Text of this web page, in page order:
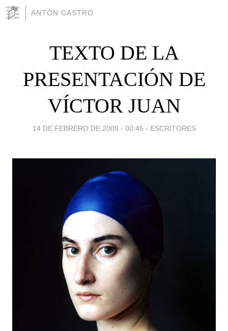
ANTÓN CASTRO
TEXTO DE LA
PRESENTACIÓN DE
VÍCTOR JUAN
14 DE FEBRERO DE 2009 - 00:45 - ESCRITORES